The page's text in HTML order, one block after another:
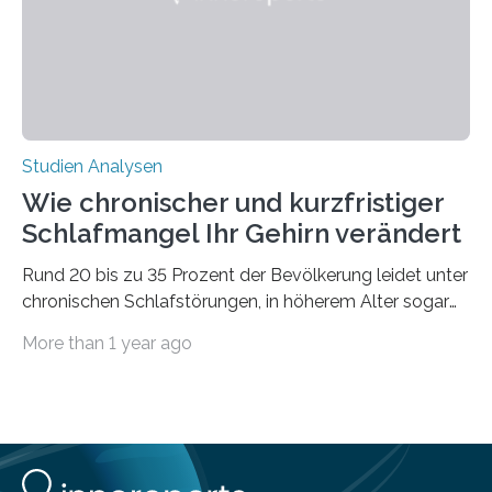
Studien Analysen
Wie chronischer und kurzfristiger
Schlafmangel Ihr Gehirn verändert
Rund 20 bis zu 35 Prozent der Bevölkerung leidet unter
chronischen Schlafstörungen, in höherem Alter sogar
Erwachsene kennt zudem ein kurzfristiges Schlafdefizit:
Forscher:innen konnten in einer aktuellen Metastudie
zeigen, dass sich die jeweils beteiligten Gehirnregionen
More than 1 year ago